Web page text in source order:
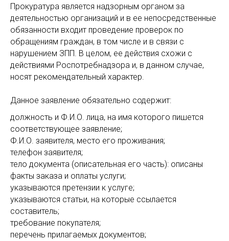
Прокуратура является надзорным органом за
деятельностью организаций и в ее непосредственные
обязанности входит проведение проверок по
обращениям граждан, в том числе и в связи с
нарушением ЗПП. В целом, ее действия схожи с
действиями Роспотребнадзора и, в данном случае,
носят рекомендательный характер.
Данное заявление обязательно содержит:
должность и Ф.И.О. лица, на имя которого пишется
соответствующее заявление;
Ф.И.О. заявителя, место его проживания;
телефон заявителя;
тело документа (описательная его часть): описаны
факты заказа и оплаты услуги;
указываются претензии к услуге;
указываются статьи, на которые ссылается
составитель;
требование покупателя;
перечень прилагаемых документов;